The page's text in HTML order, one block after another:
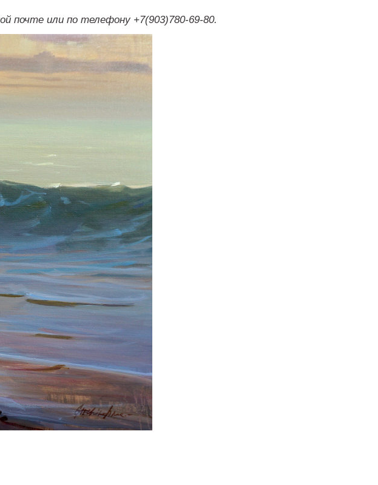
почте или по телефону +7(903)780-69-80.